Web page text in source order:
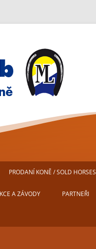
PRODANÍ KONĚ / SOLD HORSES
A ZÁVODY PARTNEŘI